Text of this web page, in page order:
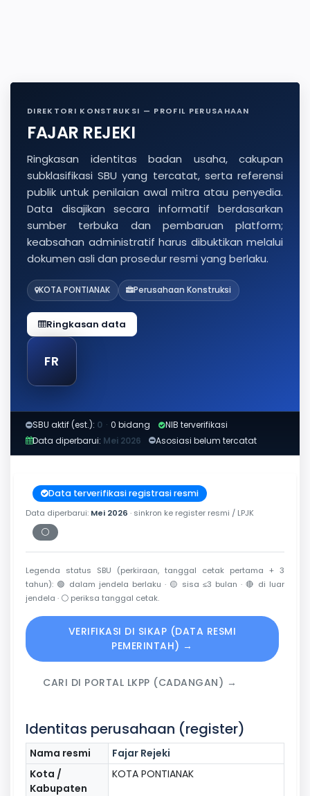
DIREKTORI KONSTRUKSI — PROFIL PERUSAHAAN
FAJAR REJEKI
Ringkasan identitas badan usaha, cakupan
subklasifikasi SBU yang tercatat, serta referensi
publik untuk penilaian awal mitra atau penyedia.
Data disajikan secara informatif berdasarkan
sumber terbuka dan pembaruan platform;
keabsahan administratif harus dibuktikan melalui
dokumen asli dan prosedur resmi yang berlaku.
KOTA PONTIANAK Perusahaan Konstruksi
Ringkasan data
FR
SBU aktif (est.): 0 · 0 bidang
NIB terverifikasi
Data diperbarui: Mei 2026 Asosiasi belum tercatat
Data terverifikasi registrasi resmi
Data diperbarui: Mei 2026 · sinkron ke register resmi / LPJK
⚪
Periksa tanggal cetak
Legenda status SBU (perkiraan, tanggal cetak pertama + 3
tahun): 🟢 dalam jendela berlaku · 🟡 sisa ≤3 bulan · 🔴 di luar
jendela · ⚪ periksa tanggal cetak.
VERIFIKASI DI SIKAP (DATA RESMI
PEMERINTAH) →
CARI DI PORTAL LKPP (CADANGAN) →
Identitas perusahaan (register)
Nama resmi
Fajar Rejeki
Kota /
Kabupaten
KOTA PONTIANAK